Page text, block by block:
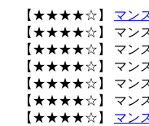
【★★★★☆】 マン
【★★★★☆】 マンスリ
【★★★★☆】 マンスリ
【★★★★☆】 マンスリ
【★★★★☆】 マンスリ
【★★★★☆】 マンスリ
【★★★★☆】 マン